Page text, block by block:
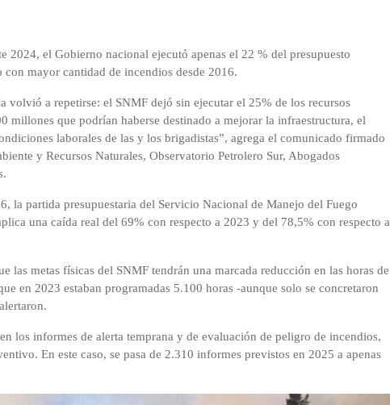
2024, el Gobierno nacional ejecutó apenas el 22 % del presupuesto
con mayor cantidad de incendios desde 2016.
volvió a repetirse: el SNMF dejó sin ejecutar el 25% de los recursos
millones que podrían haberse destinado a mejorar la infraestructura, el
laborales de las y los brigadistas”, agrega el comunicado firmado
y Recursos Naturales, Observatorio Petrolero Sur, Abogados
la partida presupuestaria del Servicio Nacional de Manejo del Fuego
una caída real del 69% con respecto a 2023 y del 78,5% con respecto a
las metas físicas del SNMF tendrán una marcada reducción en las horas de
en 2023 estaban programadas 5.100 horas -aunque solo se concretaron
los informes de alerta temprana y de evaluación de peligro de incendios,
En este caso, se pasa de 2.310 informes previstos en 2025 a apenas